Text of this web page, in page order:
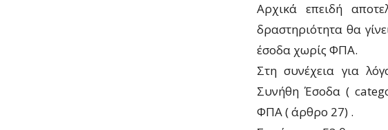
Αρχικά επειδή
δραστηριότητα θα
έσοδα χωρίς ΦΠΑ.
Στη συνέχεια για
Συνήθη Έσοδα (
ΦΠΑ ( άρθρο 27) .